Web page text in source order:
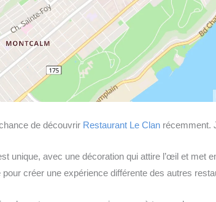
de découvrir Restaurant Le Clan récemment.
unique, avec une décoration qui attire l’œil et met
pour créer une expérience différente des autres